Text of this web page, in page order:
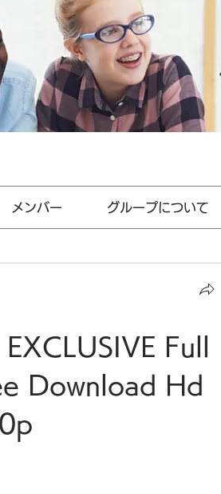
メンバー グループについて
Full
Download Hd